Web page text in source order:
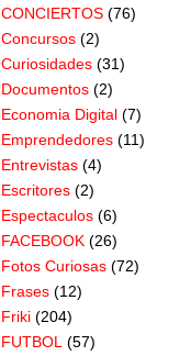
CONCIERTOS (76)
Concursos (2)
Curiosidades (31)
Documentos (2)
Economia Digital (7)
Emprendedores (11)
Entrevistas (4)
Escritores (2)
Espectaculos (6)
FACEBOOK (26)
Fotos Curiosas (72)
Frases (12)
Friki (204)
FUTBOL (57)